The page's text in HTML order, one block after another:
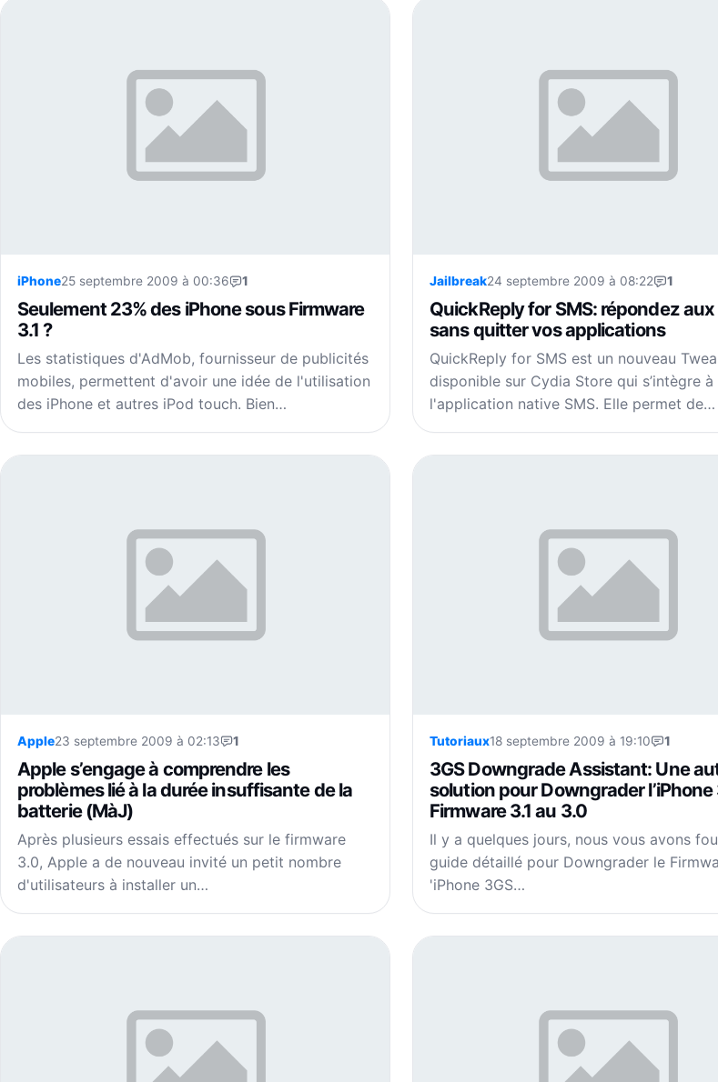
iPhone25 septembre 2009 à 00:36 1
Seulement 23% des iPhone sous Firmware
3.1 ?
Les statistiques d'AdMob, fournisseur de publicités
mobiles, permettent d'avoir une idée de l'utilisation
des iPhone et autres iPod touch. Bien…
Jailbreak24 septembre 2009 à 08:22 1
QuickReply for SMS: répondez aux
sans quitter vos applications
QuickReply for SMS est un nouveau
disponible sur Cydia Store qui s’intègre à
l'application native SMS. Elle permet de…
Apple23 septembre 2009 à 02:13 1
Apple s’engage à comprendre les
problèmes lié à la durée insuffisante de la
batterie (MàJ)
Après plusieurs essais effectués sur le firmware
3.0, Apple a de nouveau invité un petit nombre
d'utilisateurs à installer un…
Tutoriaux18 septembre 2009 à 19:10 1
3GS Downgrade Assistant: Une
solution pour Downgrader l’iPhone
Firmware 3.1 au 3.0
Il y a quelques jours, nous vous avons
guide détaillé pour Downgrader le
'iPhone 3GS…